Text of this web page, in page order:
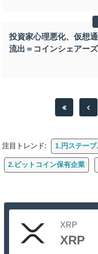
投資家心理悪化、仮想
流出＝コインシェアーズ
注目トレンド: 1.円ステーブ
2.ビットコイン保有企業
XRP
XRP